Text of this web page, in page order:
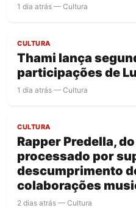
1 dia atrás — Cultura
CULTURA
Thami lança
participações de
1 dia atrás — Cultura
CULTURA
Rapper Predella,
processado por
descumprimento
colaborações
2 dias atrás — Cultura